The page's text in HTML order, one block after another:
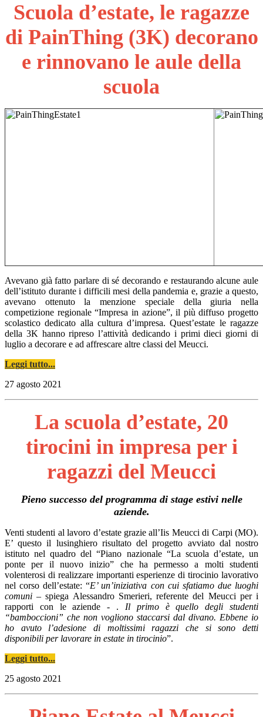
Scuola d’estate, le ragazze
di PainThing (3K) decorano
e rinnovano le aule della
scuola
Avevano già fatto parlare di sé decorando e restaurando alcune aule
dell’istituto durante i difficili mesi della pandemia e, grazie a questo,
avevano ottenuto la menzione speciale della giuria nella
competizione regionale “Impresa in azione”, il più diffuso progetto
scolastico dedicato alla cultura d’impresa. Quest’estate le ragazze
della 3K hanno ripreso l’attività dedicando i primi dieci giorni di
luglio a decorare e ad affrescare altre classi del Meucci.
Leggi tutto...
27 agosto 2021
La scuola d’estate, 20
tirocini in impresa per i
ragazzi del Meucci
Pieno successo del programma di stage estivi nelle
aziende.
Venti studenti al lavoro d’estate grazie all’Iis Meucci di Carpi (MO).
E’ questo il lusinghiero risultato del progetto avviato dal nostro
istituto nel quadro del “Piano nazionale “La scuola d’estate, un
ponte per il nuovo inizio” che ha permesso a molti studenti
volenterosi di realizzare importanti esperienze di tirocinio lavorativo
nel corso dell’estate: “E’ un’iniziativa con cui sfatiamo due luoghi
comuni – spiega Alessandro Smerieri, referente del Meucci per i
rapporti con le aziende - . Il primo è quello degli studenti
“bamboccioni” che non vogliono staccarsi dal divano. Ebbene io
ho avuto l’adesione di moltissimi ragazzi che si sono detti
disponibili per lavorare in estate in tirocinio”.
Leggi tutto...
25 agosto 2021